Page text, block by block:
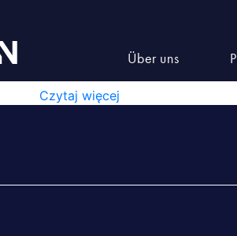
Über uns
LISTA NR 7 WYD. XIII Z
LISTA NR 7 WYD. XIII Z DNIA
Czytaj więcej